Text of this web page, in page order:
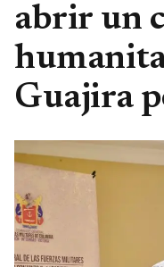
abrir un
Guajira